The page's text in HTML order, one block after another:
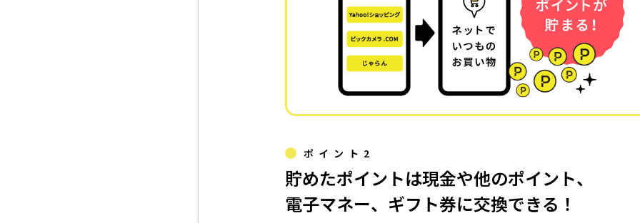
ポイント2
貯めたポイントは現金や他のポイント、
電子マネー、ギフト券に交換できる！